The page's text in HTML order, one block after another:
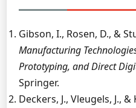
Gibson, I., Rosen, D., &
Manufacturing
Prototyping, and Direct
Springer.
Deckers, J., Vleugels, J.,